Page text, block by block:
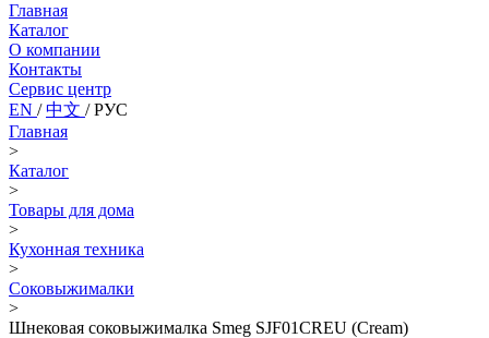
Главная
Каталог
О компании
Контакты
Сервис центр
EN /中文 /РУС
Главная
>
Каталог
>
Товары для дома
>
Кухонная техника
>
Соковыжималки
>
Шнековая соковыжималка Smeg SJF01CREU (Cream)